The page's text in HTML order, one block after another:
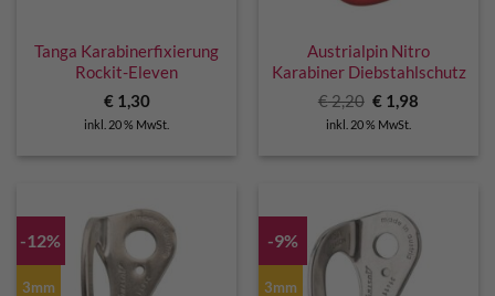
Tanga Karabinerfixierung
Rockit-Eleven
€1,30
inkl. 20 % MwSt.
Austrialpin Nitro
Karabiner Diebstahlschutz
€2,20 Ursprünglicher
Preis
war:
€ 1,98
inkl. 20 % MwSt.
-12%
3mm
-9%
3mm